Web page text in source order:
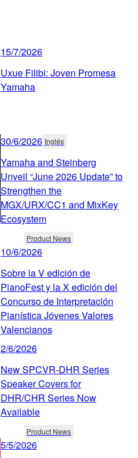
15/7/2026
Uxue Filibi: Joven Promesa
Yamaha
30/6/2026 Inglés
Yamaha and Steinberg
Unveil “June 2026 Update” to
Strengthen the
MGX/URX/CC1 and MixKey
Ecosystem
Product News
10/6/2026
Sobre la V edición de
PianoFest y la X edición del
Concurso de Interpretación
Pianística Jóvenes Valores
Valencianos
2/6/2026
New SPCVR-DHR Series
Speaker Covers for
DHR/CHR Series Now
Available
Product News
5/5/2026